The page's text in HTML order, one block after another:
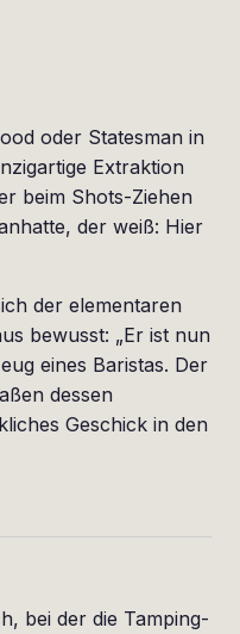
oder Statesman in
Extraktion
beim Shots-Ziehen
der weiß: Hier
der elementaren
bewusst: „Er ist nun
eines Baristas. Der
dessen
Geschick in den
bei der die Tamping-